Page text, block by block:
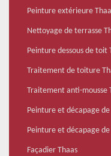
Peinture extérieure
Nettoyage de terrasse
Peinture dessous de toit
Traitement de toiture
Traitement anti-mousse
Peinture et décapage
Peinture et décapage
Façadier Thaas